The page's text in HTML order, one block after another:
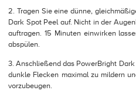
2. Tragen Sie eine dünne,
Dark Spot Peel auf. Nicht in der
auftragen. 15 Minuten einwirken
abspülen.
3. Anschließend das PowerBright
dunkle Flecken maximal zu mildern
vorzubeugen.